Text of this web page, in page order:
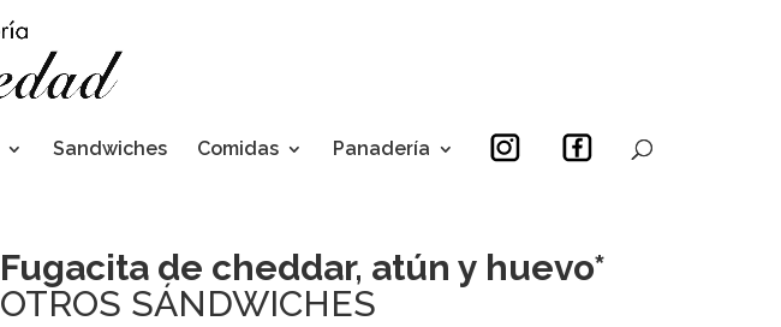
Sandwiches Comidas Panadería
Fugacita de cheddar, atún y huevo*
OTROS SÁNDWICHES